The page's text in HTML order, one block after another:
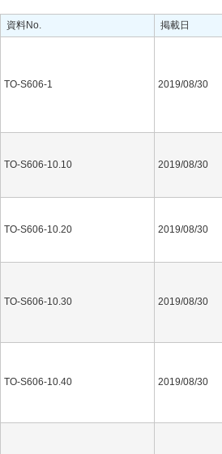
資料No. 掲載日
TO-S606-1 2019/08/30
TO-S606-10.10 2019/08/30
TO-S606-10.20 2019/08/30
TO-S606-10.30 2019/08/30
TO-S606-10.40 2019/08/30